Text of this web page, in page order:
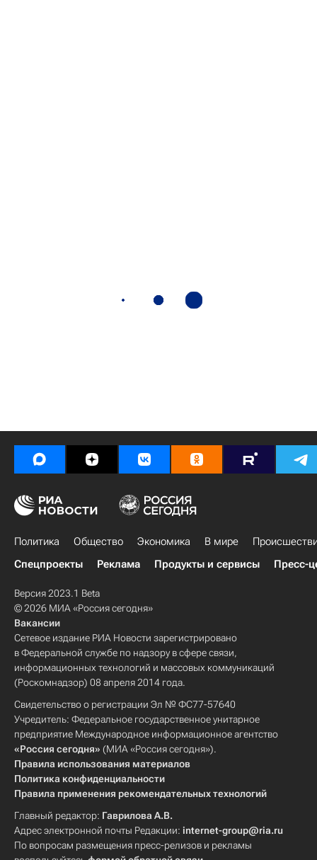
Политика Общество Экономика В мире
Спецпроекты
Реклама Продукты и сервисы Пресс-
Версия 2023.1 Beta
© 2026 МИА «Россия сегодня»
Вакансии
Сетевое издание РИА Новости зарегистрировано
в Федеральной службе по надзору в сфере связи,
информационных технологий и массовых коммуникаций
(Роскомнадзор) 08 апреля 2014 года.
Свидетельство о регистрации Эл № ФС77-57640
Учредитель: Федеральное государственное унитарное
предприятие Международное информационное агентство
«Россия сегодня» (МИА «Россия сегодня»).
Правила использования материалов
Политика конфиденциальности
Правила применения рекомендательных технологий
Главный редактор: Гаврилова А.В.
Адрес электронной почты Редакции: internet-group@ria.ru
По вопросам размещения пресс-релизов и рекламы